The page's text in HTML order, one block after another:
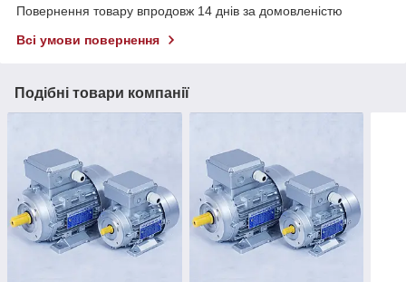
Повернення товару впродовж 14 днів за домовленістю
Всі умови повернення
Подібні товари компанії